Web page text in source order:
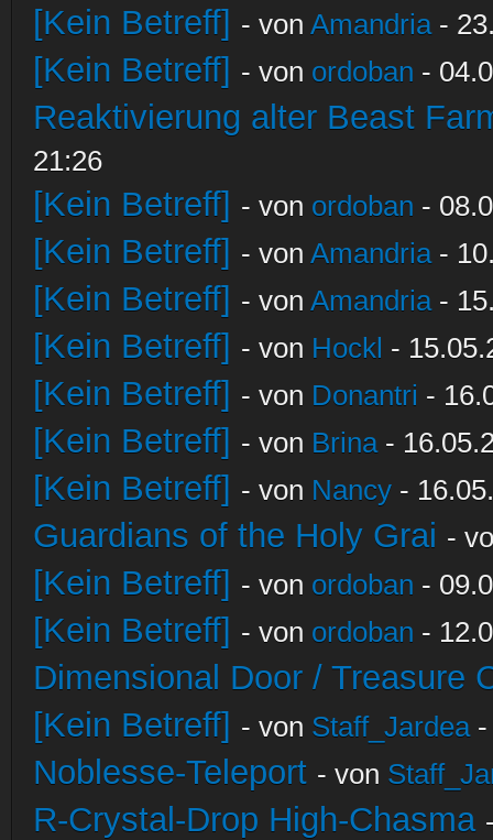
[Kein Betreff] - von Amandria-
[Kein Betreff] - von ordoban -
Reaktivierung alter Beast
21:26
[Kein Betreff] - von ordoban -
[Kein Betreff] - von Amandria-
[Kein Betreff] - von Amandria-
[Kein Betreff] - von Hockl -
[Kein Betreff] - von Donantri -
[Kein Betreff] - von Brina-
[Kein Betreff] - von Nancy -
Guardians of the Holy Grai -
[Kein Betreff] - von ordoban -
[Kein Betreff] - von ordoban -
Dimensional Door / Treasure
[Kein Betreff] - von Staff_Jardea-
Noblesse-Teleport - von
R-Crystal-Drop High-Chasma